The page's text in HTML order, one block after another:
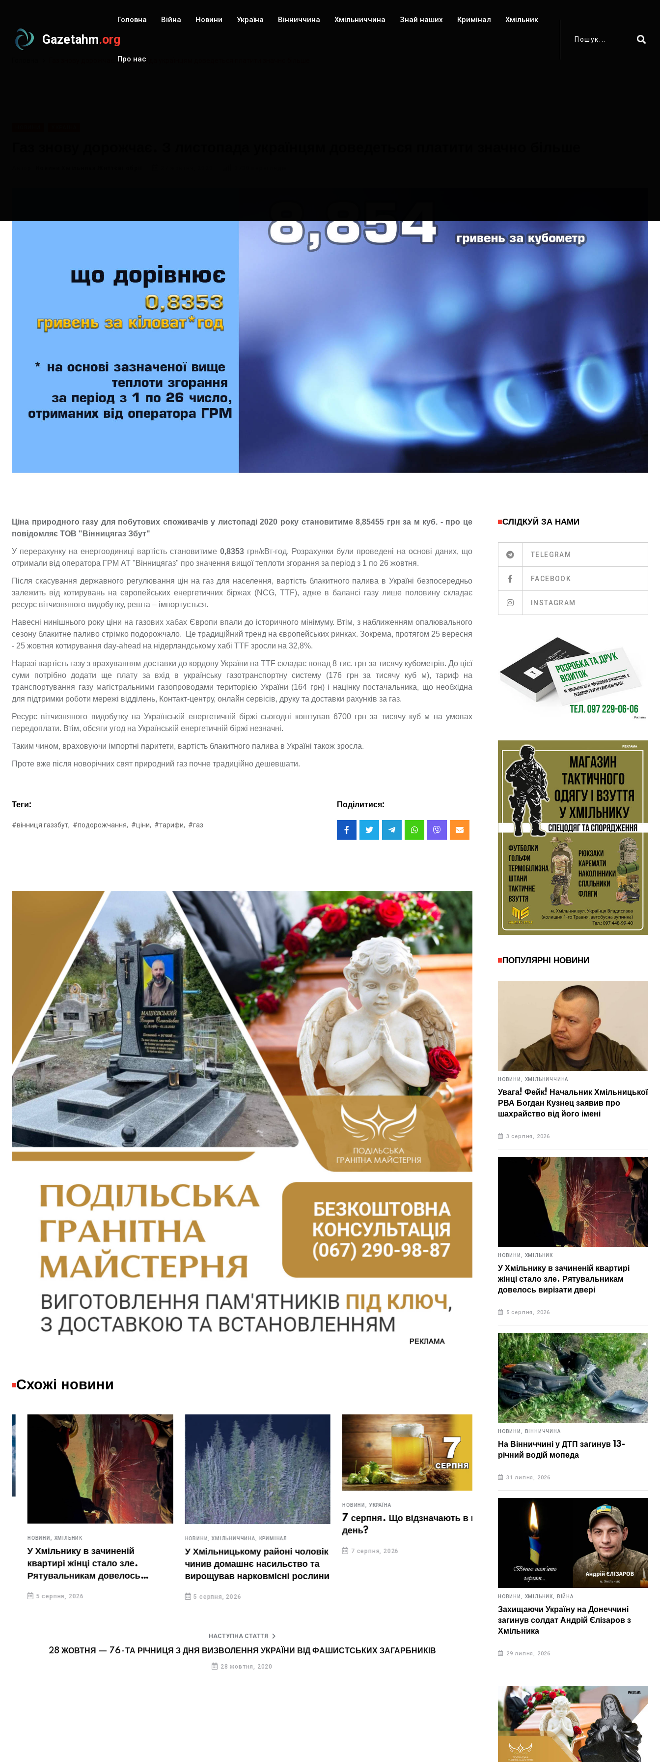
Gazetahm.org
Головна Війна Новини Україна Вінниччина Хмільниччина Знай наших Кримінал Хмільник
Про нас
Газ знову дорожчає. З листопада українцям доведеться платити значно більше
Ціна природного газу для побутових споживачів у листопаді 2020 року становитиме 8,85455 грн за м куб. - про це
повідомляє ТОВ "Вінницягаз Збут"
У перерахунку на енергоодиниці вартість становитиме 0,8353 грн/кВт-год. Розрахунки були проведені на основі даних, що
отримали від оператора ГРМ АТ "Вінницягаз" про значення вищої теплоти згорання за період з 1 по 26 жовтня.
Після скасування державного регулювання цін на газ для населення, вартість блакитного палива в Україні безпосередньо
залежить від котирувань на європейських енергетичних біржах (NCG, TTF), адже в балансі газу лише половину складає
ресурс вітчизняного видобутку, решта – імпортується.
Навесні нинішнього року ціни на газових хабах Європи впали до історичного мінімуму. Втім, з наближенням опалювального
сезону блакитне паливо стрімко подорожчало. Це традиційний тренд на європейських ринках. Зокрема, протягом 25 вересня
- 25 жовтня котирування day-ahead на нідерландському хабі TTF зросли на 32,8%.
Наразі вартість газу з врахуванням доставки до кордону України на TTF складає понад 8 тис. грн за тисячу кубометрів. До цієї
суми потрібно додати ще плату за вхід в українську газотранспортну систему (176 грн за тисячу куб м), тариф на
транспортування газу магістральними газопроводами територією України (164 грн) і націнку постачальника, що необхідна
для підтримки роботи мережі відділень, Контакт-центру, онлайн сервісів, друку та доставки рахунків за газ.
Ресурс вітчизняного видобутку на Українській енергетичній біржі сьогодні коштував 6700 грн за тисячу куб м на умовах
передоплати. Втім, обсяги угод на Українській енергетичній біржі незначні.
Таким чином, враховуючи імпортні паритети, вартість блакитного палива в Україні також зросла.
Проте вже після новорічних свят природний газ почне традиційно дешевшати.
Теги:
#вінниця газзбут, #подорожчання, #ціни, #тарифи, #газ
Поділитися:
Схожі новини
НОВИНИ, ХМІЛЬНИК
У Хмільнику в зачиненій
квартирі жінці стало зле.
Рятувальникам довелось
5 серпня, 2026
НОВИНИ, ХМІЛЬНИЧЧИНА, КРИМІНАЛ
У Хмільницькому районі чоловік
чинив домашнє насильство та
вирощував нарковмісні рослини
5 серпня, 2026
НОВИНИ, УКРАЇНА
7 серпня. Що відзначають в цей
день?
7 серпня, 2026
УКРАЇНА
6 серпня. Що відзначають в цей
6 серпня, 2026
НАСТУПНА СТАТТЯ
28 ЖОВТНЯ — 76-ТА РІЧНИЦЯ З ДНЯ ВИЗВОЛЕННЯ УКРАЇНИ ВІД ФАШИСТСЬКИХ ЗАГАРБНИКІВ
28 жовтня, 2020
СЛІДКУЙ ЗА НАМИ
TELEGRAM
FACEBOOK
INSTAGRAM
ПОПУЛЯРНІ НОВИНИ
НОВИНИ, ХМІЛЬНИЧЧИНА
Увага! Фейк! Начальник Хмільницької
РВА Богдан Кузнец заявив про
шахрайство від його імені
3 серпня, 2026
НОВИНИ, ХМІЛЬНИК
У Хмільнику в зачиненій квартирі
жінці стало зле. Рятувальникам
довелось вирізати двері
5 серпня, 2026
НОВИНИ, ВІННИЧЧИНА
На Вінниччині у ДТП загинув 13-
річний водій мопеда
31 липня, 2026
НОВИНИ, ХМІЛЬНИК, ВІЙНА
Захищаючи Україну на Донеччині
загинув солдат Андрій Єлізаров з
Хмільника
29 липня, 2026